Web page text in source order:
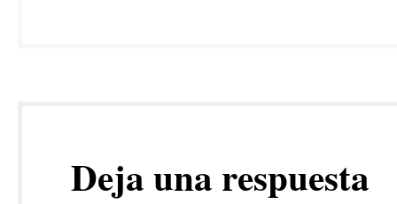
Deja una respuesta